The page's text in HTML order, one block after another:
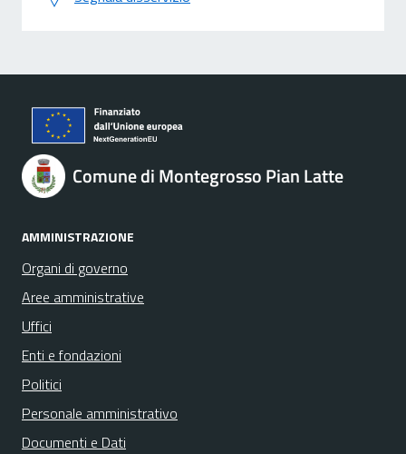
Comune di Montegrosso Pian Latte
AMMINISTRAZIONE
Organi di governo
Aree amministrative
Uffici
Enti e fondazioni
Politici
Personale amministrativo
Documenti e Dati